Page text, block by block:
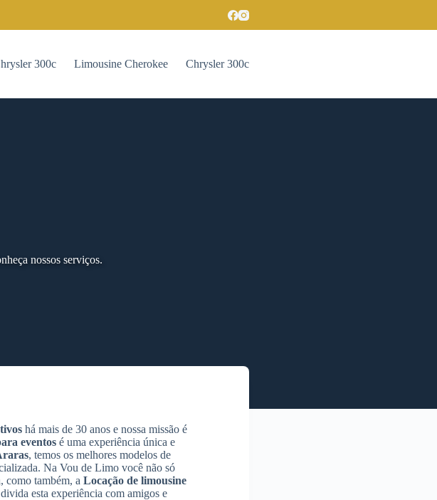
300c Limousine Cherokee Chrysler 300c
nossos serviços.
há mais de 30 anos e nossa missão é
eventos é uma experiência única e
, temos os melhores modelos de
Na Vou de Limo você não só
como também, a Locação de limousine
esta experiência com amigos e